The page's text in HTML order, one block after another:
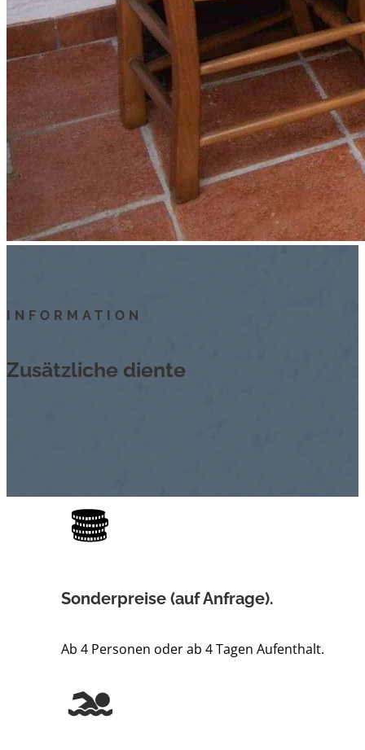
INFORMATION
Zusätzliche diente
Sonderpreise (auf Anfrage).
Ab 4 Personen oder ab 4 Tagen Aufenthalt.